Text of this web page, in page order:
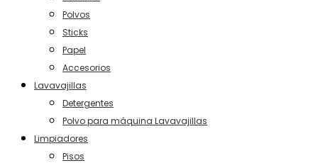
Polvos
Sticks
Papel
Accesorios
Lavavajillas
Detergentes
Polvo para máquina Lavavajillas
Limpiadores
Pisos